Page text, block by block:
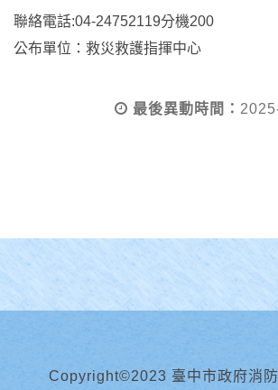
聯絡電話:04-24752119分機200
公布單位：救災救護指揮中心
最後異動時間：
Copyright©2023 臺中市政府消